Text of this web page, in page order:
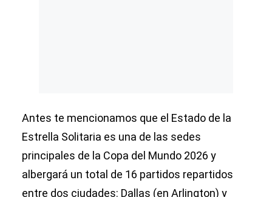
Antes te mencionamos que el Estado de la
Estrella Solitaria es una de las sedes
principales de la Copa del Mundo 2026 y
albergará un total de 16 partidos repartidos
entre dos ciudades: Dallas (en Arlington) y